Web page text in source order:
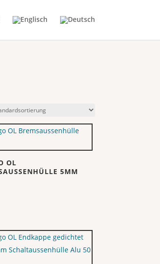
OL
5MM